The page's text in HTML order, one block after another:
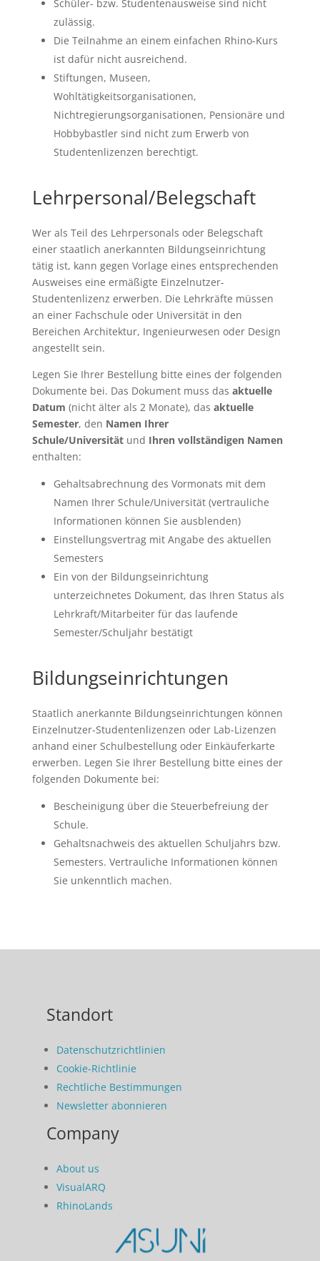
Schüler- bzw. Studentenausweise sind nicht
zulässig.
Die Teilnahme an einem einfachen Rhino-Kurs
ist dafür nicht ausreichend.
Stiftungen, Museen,
Wohltätigkeitsorganisationen,
Nichtregierungsorganisationen, Pensionäre und
Hobbybastler sind nicht zum Erwerb von
Studentenlizenzen berechtigt.
Lehrpersonal/Belegschaft
Wer als Teil des Lehrpersonals oder Belegschaft
einer staatlich anerkannten Bildungseinrichtung
tätig ist, kann gegen Vorlage eines entsprechenden
Ausweises eine ermäßigte Einzelnutzer-
Studentenlizenz erwerben. Die Lehrkräfte müssen
an einer Fachschule oder Universität in den
Bereichen Architektur, Ingenieurwesen oder Design
angestellt sein.
Legen Sie Ihrer Bestellung bitte eines der folgenden
Dokumente bei. Das Dokument muss das aktuelle
Datum (nicht älter als 2 Monate), das aktuelle
Semester, den Namen Ihrer
Schule/Universitätund Ihren vollständigen Namen
enthalten:
Gehaltsabrechnung des Vormonats mit dem
Namen Ihrer Schule/Universität (vertrauliche
Informationen können Sie ausblenden)
Einstellungsvertrag mit Angabe des aktuellen
Semesters
Ein von der Bildungseinrichtung
unterzeichnetes Dokument, das Ihren Status als
Lehrkraft/Mitarbeiter für das laufende
Semester/Schuljahr bestätigt
Bildungseinrichtungen
Staatlich anerkannte Bildungseinrichtungen können
Einzelnutzer-Studentenlizenzen oder Lab-Lizenzen
anhand einer Schulbestellung oder Einkäuferkarte
erwerben. Legen Sie Ihrer Bestellung bitte eines der
folgenden Dokumente bei:
Bescheinigung über die Steuerbefreiung der
Schule.
Gehaltsnachweis des aktuellen Schuljahrs bzw.
Semesters. Vertrauliche Informationen können
Sie unkenntlich machen.
Standort
Datenschutzrichtlinien
Cookie-Richtlinie
Rechtliche Bestimmungen
Newsletter abonnieren
Company
About us
VisualARQ
RhinoLands